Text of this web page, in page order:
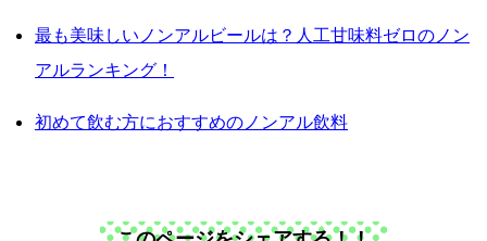
最も美味しいノンアルビールは？人工甘味料ゼロのノン
アルランキング！
初めて飲む方におすすめのノンアル飲料